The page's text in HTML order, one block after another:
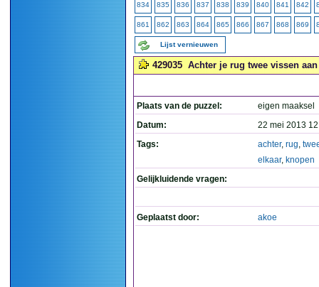
834 835 836 837 838 839 840 841 842
861 862 863 864 865 866 867 868 869
Lijst vernieuwen
429035 Achter je rug twee vissen
Plaats van de puzzel:
eigen maaksel
Datum:
22 mei 2013
Tags:
achter, rug,
elkaar, knopen
Gelijkluidende vragen:
Geplaatst door: akoe